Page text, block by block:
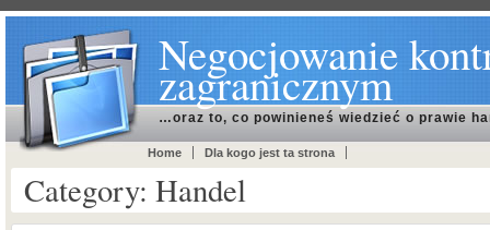
Negocjowanie
zagranicznym
…oraz to, co powinieneś wiedzieć o prawie
Home Dla kogo jest ta strona
Category: Handel